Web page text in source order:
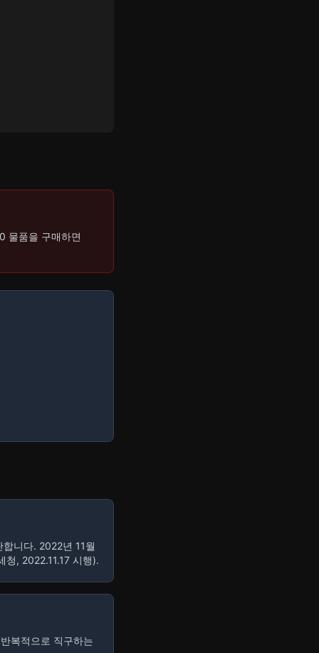
물품을 구매하면
니다. 2022년 11월
청, 2022.11.17 시행).
복적으로 직구하는